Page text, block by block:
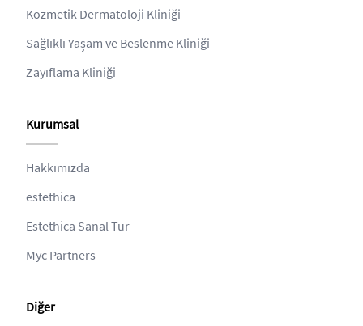
Kozmetik Dermatoloji Kliniği
Sağlıklı Yaşam ve Beslenme Kliniği
Zayıflama Kliniği
Kurumsal
Hakkımızda
estethica
Estethica Sanal Tur
Myc Partners
Diğer